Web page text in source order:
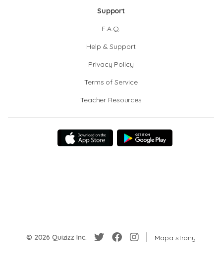
Support
F.A.Q.
Help & Support
Privacy Policy
Terms of Service
Teacher Resources
© 2026 Quizizz Inc. Mapa strony